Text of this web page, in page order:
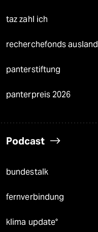
taz zahl ich
recherchefonds ausland
panterstiftung
panterpreis 2026
Podcast
bundestalk
fernverbindung
klima update°